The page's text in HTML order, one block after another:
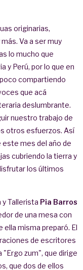
originarias,
Va a ser muy
lo mucho que
y Perú, por lo que en
compartiendo
que acá
deslumbrante.
nuestro trabajo de
otros esfuerzos. Así
este mes del año de
cubriendo la tierra y
los últimos
Tallerista Pia Barros
de una mesa con
ella misma preparó. El
de escritores
"Ergo zum", que dirige
que dos de ellos